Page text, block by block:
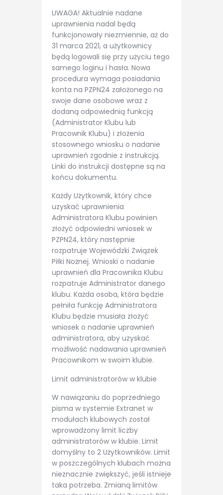
UWAGA! Aktualnie nadane
uprawnienia nadal będą
funkcjonowały niezmiennie, aż do
31 marca 2021, a użytkownicy
będą logowali się przy użyciu tego
samego loginu i hasła. Nowa
procedura wymaga posiadania
konta na PZPN24 założonego na
swoje dane osobowe wraz z
dodaną odpowiednią funkcją
(Administrator Klubu lub
Pracownik Klubu) i złożenia
stosownego wniosku o nadanie
uprawnień zgodnie z instrukcją.
Linki do instrukcji dostępne są na
końcu dokumentu.
Każdy Użytkownik, który chce
uzyskać uprawnienia
Administratora Klubu powinien
złożyć odpowiedni wniosek w
PZPN24, który następnie
rozpatruje Wojewódzki Związek
Piłki Nożnej. Wnioski o nadanie
uprawnień dla Pracownika Klubu
rozpatruje Administrator danego
klubu. Każda osoba, która będzie
pełniła funkcję Administratora
Klubu będzie musiała złożyć
wniosek o nadanie uprawnień
administratora, aby uzyskać
możliwość nadawania uprawnień
Pracownikom w swoim klubie.
Limit administratorów w klubie
W nawiązaniu do poprzedniego
pisma w systemie Extranet w
modułach klubowych został
wprowadzony limit liczby
administratorów w klubie. Limit
domyślny to 2 Użytkowników. Limit
w poszczególnych klubach można
nieznacznie zwiększyć, jeśli istnieje
taka potrzeba. Zmianą limitów